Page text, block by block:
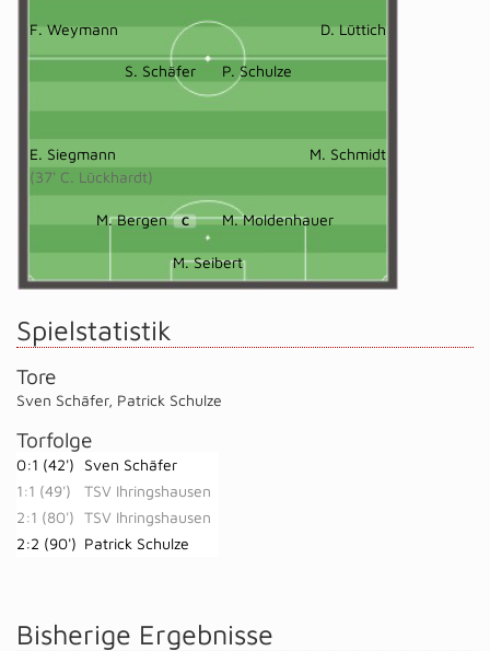
F. Weymann D. Lüttich
S. Schäfer P. Schulze
E. Siegmann
(37' C. Lückhardt)
M. Schmidt
M. Bergen C M. Moldenhauer
M. Seibert
Spielstatistik
Tore
Sven Schäfer, Patrick Schulze
Torfolge
0:1 (42')
Sven Schäfer
1:1 (49')
TSV Ihringshausen
2:1 (80') TSV Ihringshausen
2:2 (90') Patrick Schulze
Bisherige Ergebnisse